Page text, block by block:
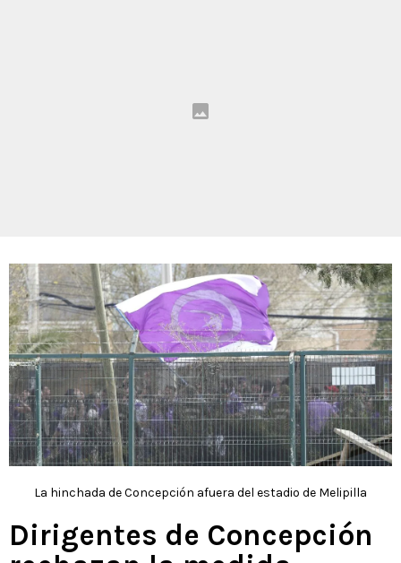
La hinchada de Concepción afuera del estadio de Melipilla
Dirigentes de Concepción